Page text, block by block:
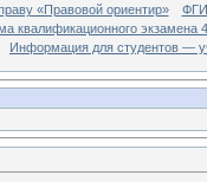
«Правовой ориентир»
квалификационного экзамена
Информация для студентов —